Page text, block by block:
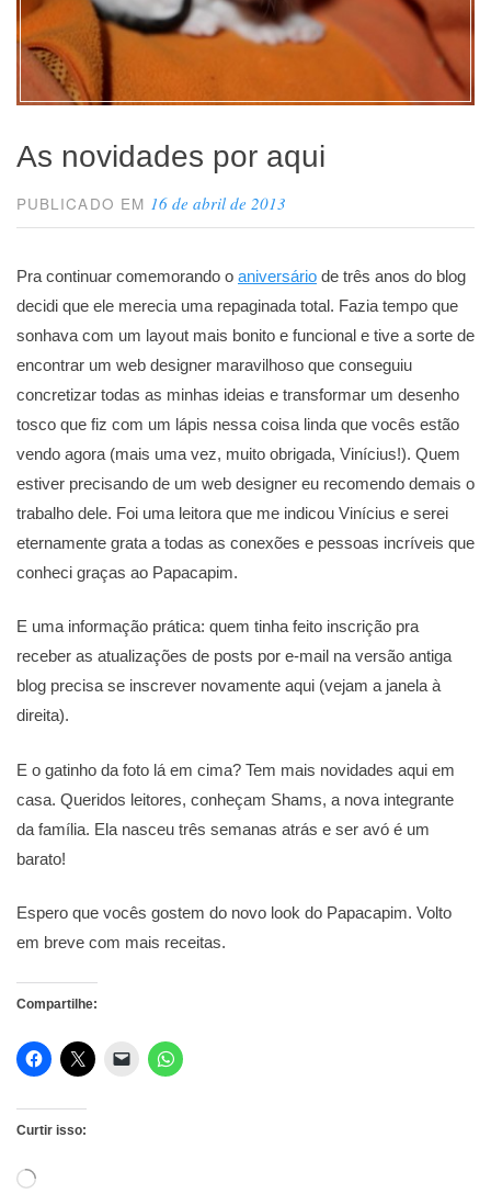
As novidades por aqui
PUBLICADO EM 16 de abril de 2013
Pra continuar comemorando o aniversário de três anos do blog
decidi que ele merecia uma repaginada total. Fazia tempo que
sonhava com um layout mais bonito e funcional e tive a sorte de
encontrar um web designer maravilhoso que conseguiu
concretizar todas as minhas ideias e transformar um desenho
tosco que fiz com um lápis nessa coisa linda que vocês estão
vendo agora (mais uma vez, muito obrigada, Vinícius!). Quem
estiver precisando de um web designer eu recomendo demais o
trabalho dele. Foi uma leitora que me indicou Vinícius e serei
eternamente grata a todas as conexões e pessoas incríveis que
conheci graças ao Papacapim.
E uma informação prática: quem tinha feito inscrição pra
receber as atualizações de posts por e-mail na versão antiga
blog precisa se inscrever novamente aqui (vejam a janela à
direita).
E o gatinho da foto lá em cima? Tem mais novidades aqui em
casa. Queridos leitores, conheçam Shams, a nova integrante
da família. Ela nasceu três semanas atrás e ser avó é um
barato!
Espero que vocês gostem do novo look do Papacapim. Volto
em breve com mais receitas.
Compartilhe:
Curtir isso:
Carregando...